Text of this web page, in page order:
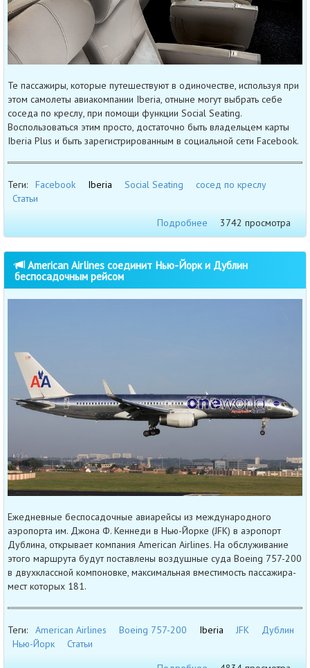
Те пассажиры, которые путешествуют в одиночестве, используя при
этом самолеты авиакомпании Iberia, отныне могут выбрать себе
соседа по креслу, при помощи функции Social Seating.
Воспользоваться этим просто, достаточно быть владельцем карты
Iberia Plus и быть зарегистрированным в социальной сети Facebook.
Теги: Facebook Iberia Social Seating
сосед по креслу
Статьи
Подробнее
3742 просмотра
American Airlines соединит Нью-Йорк и Дублин
беспосадочным рейсом
Ежедневные беспосадочные авиарейсы из международного
аэропорта им. Джона Ф. Кеннеди в Нью-Йорке (JFK) в аэропорт
Дублина, открывает компания American Airlines. На обслуживание
этого маршрута будут поставлены воздушные суда Boeing 757-200
в двухклассной компоновке, максимальная вместимость пассажира-
мест которых 181.
Теги: American Airlines Boeing 757-200 Iberia JFK
Дублин
Нью-Йорк
Статьи